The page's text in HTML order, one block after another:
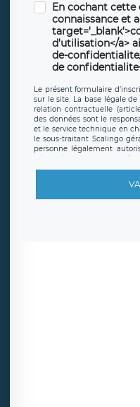
En cochant cette
connaissance et
d'utilisation</a>
de-
de
Le présent formulaire
sur le site. La base légale
relation contractuelle
des données sont le
et le service technique en
le sous-traitant Scalingo
personne légalement
offrant desclauses de
en sollicite la
demander la